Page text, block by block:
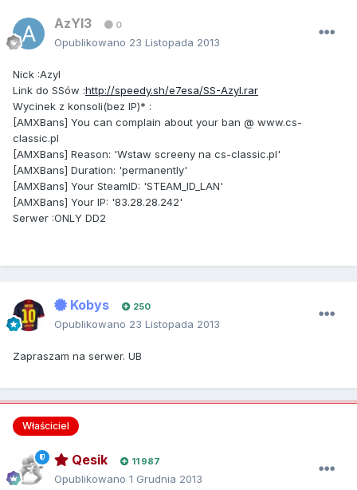
AzYl3 0
Opublikowano 23 Listopada 2013
Nick :Azyl
Link do SSów :http://speedy.sh/e7esa/SS-Azyl.rar
Wycinek z konsoli(bez IP)* :
[AMXBans] You can complain about your ban @ www.cs-
classic.pl
[AMXBans] Reason: 'Wstaw screeny na cs-classic.pl'
[AMXBans] Duration: 'permanently'
[AMXBans] Your SteamID: 'STEAM_ID_LAN'
[AMXBans] Your IP: '83.28.28.242'
Serwer :ONLY DD2
Kobys 250
Opublikowano 23 Listopada 2013
Zapraszam na serwer. UB
Właściciel
Qesik 11 987
Opublikowano 1 Grudnia 2013